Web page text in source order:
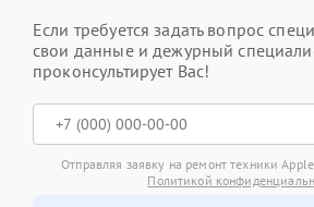
Если требуется задать вопрос
свои данные и дежурный
проконсультирует Вас!
Отправляя заявку на ремонт техники
Политикой